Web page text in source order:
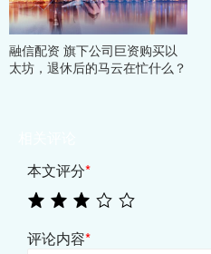
融信配资 旗下公司巨资购买以
太坊，退休后的马云在忙什么？
本文评分*
评论内容*